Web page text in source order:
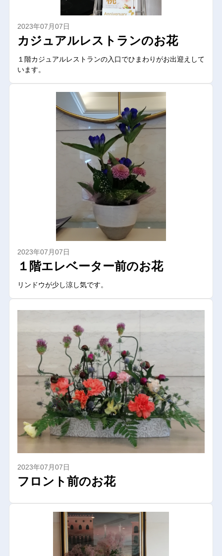
2023年07月07日
カジュアルレストランのお花
１階カジュアルレストランの入口でひまわりがお出迎えして
います。
2023年07月07日
１階エレベーター前のお花
リンドウが少し涼し気です。
2023年07月07日
フロント前のお花